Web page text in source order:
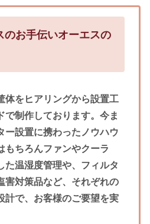
のお手伝いオーエスの
体をヒアリングから設置工
で制作しております。今ま
ー設置に携わったノウハウ
もちろんファンやクーラ
た温湿度管理や、フィルタ
害対策品など、それぞれの
計で、お客様のご要望を実